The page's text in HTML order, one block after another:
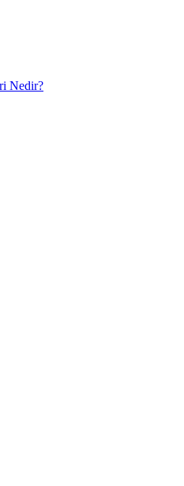
Nedir?